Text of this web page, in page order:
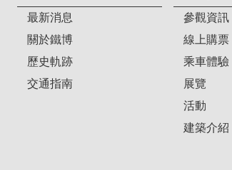
最新消息
關於鐵博
歷史軌跡
交通指南
參觀資訊
線上購票
乘車體驗
展覽
活動
建築介紹